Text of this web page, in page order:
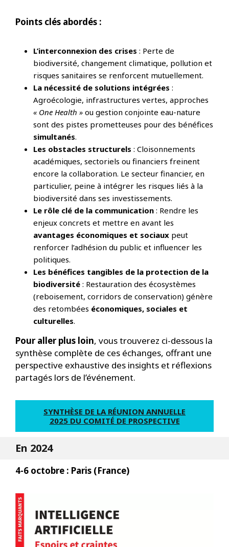
Points clés abordés :
L’interconnexion des crises : Perte de
biodiversité, changement climatique, pollution et
risques sanitaires se renforcent mutuellement.
La nécessité de solutions intégrées :
Agroécologie, infrastructures vertes, approches
« One Health » ou gestion conjointe eau-nature
sont des pistes prometteuses pour des bénéfices
simultanés.
Les obstacles structurels : Cloisonnements
académiques, sectoriels ou financiers freinent
encore la collaboration. Le secteur financier, en
particulier, peine à intégrer les risques liés à la
biodiversité dans ses investissements.
Le rôle clé de la communication : Rendre les
enjeux concrets et mettre en avant les
avantages économiques et sociaux peut
renforcer l’adhésion du public et influencer les
politiques.
Les bénéfices tangibles de la protection de la
biodiversité : Restauration des écosystèmes
(reboisement, corridors de conservation) génère
des retombées économiques, sociales et
culturelles.
Pour aller plus loin, vous trouverez ci-dessous la
synthèse complète de ces échanges, offrant une
perspective exhaustive des insights et réflexions
partagés lors de l’événement.
SYNTHÈSE DE LA RÉUNION ANNUELLE
2025 DU COMITÉ DE PROSPECTIVE
En 2024
4-6 octobre : Paris (France)